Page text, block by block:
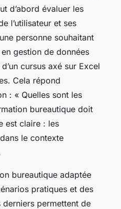
d’abord évaluer les
l’utilisateur et ses
personne souhaitant
gestion de données
cursus axé sur Excel
Cela répond
: « Quelles sont les
bureautique doit
est claire : les
le contexte
bureautique adaptée
pratiques et des
permettent de